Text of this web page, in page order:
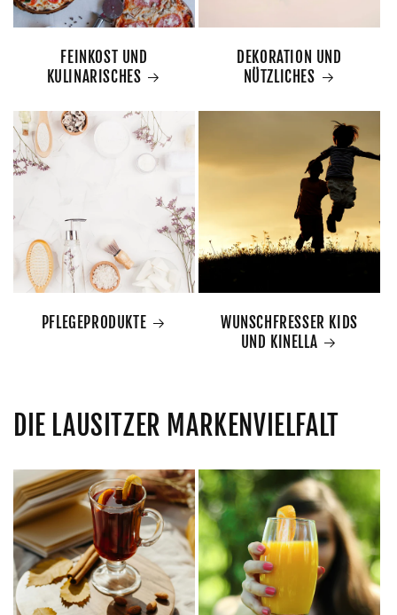
FEINKOST UND
KULINARISCHES
DEKORATION UND
NÜTZLICHES
PFLEGEPRODUKTE
WUNSCHFRESSER KIDS
UND KINELLA
DIE LAUSITZER MARKENVIELFALT